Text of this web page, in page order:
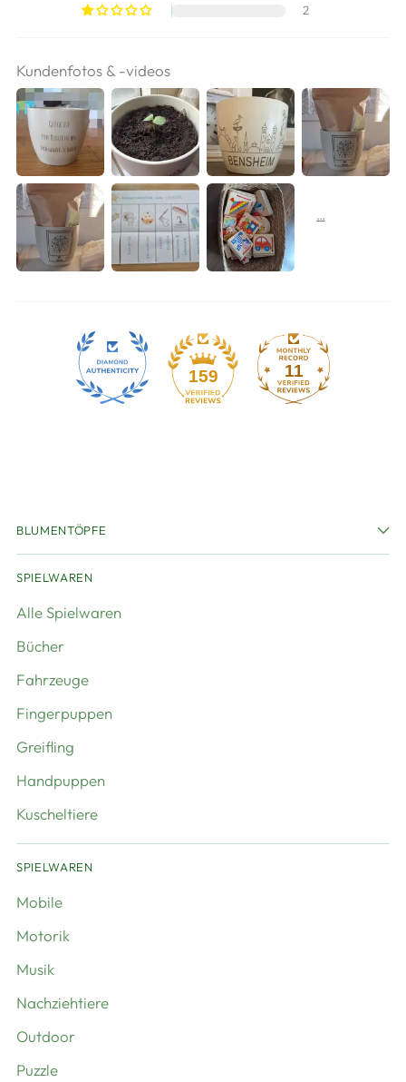
2
Kundenfotos & -videos
159 11
BLUMENTÖPFE
SPIELWAREN
Alle Spielwaren
Bücher
Fahrzeuge
Fingerpuppen
Greifling
Handpuppen
Kuscheltiere
SPIELWAREN
Mobile
Motorik
Musik
Nachziehtiere
Outdoor
Puzzle